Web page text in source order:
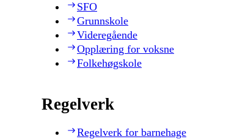
SFO
Grunnskole
Videregående
Opplæring for voksne
Folkehøgskole
Regelverk
Regelverk for barnehage